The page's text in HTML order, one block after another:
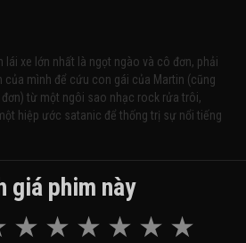
lái xe lớn nhất là ngọt ngào và cô đơn, phải
của mình để cứu con gái của Martin (cũng
từ một ngôi sao nhạc rock rửa trôi,
hiệp ước satanic để thống trị sự nổi tiếng
giá phim này